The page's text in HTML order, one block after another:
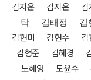
김지운 김지은
탁 김태정 김
김현미 김현수
김형준 김혜경
노혜영 도윤